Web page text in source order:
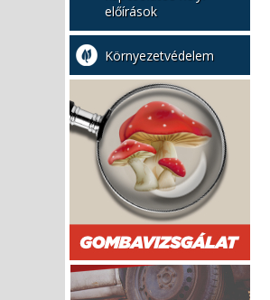
előírások
Környezetvédelem